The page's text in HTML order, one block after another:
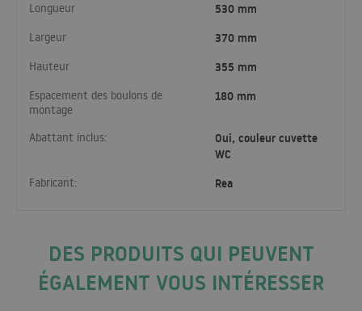
Longueur 530 mm
Largeur 370 mm
Hauteur 355 mm
Espacement des boulons de
montage
180 mm
Abattant inclus:
Oui, couleur cuvette
WC
Fabricant: Rea
DES PRODUITS QUI PEUVENT
ÉGALEMENT VOUS INTÉRESSER